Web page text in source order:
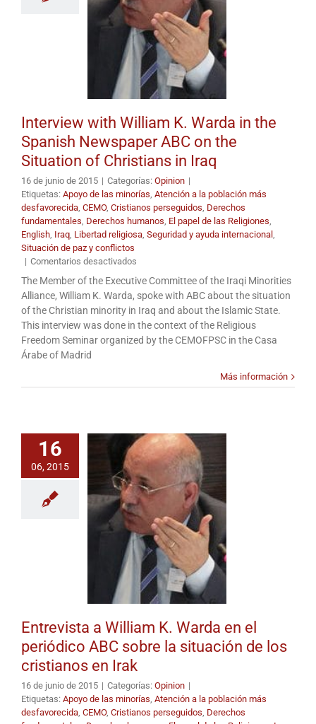
Interview with William K. Warda in the
Spanish Newspaper ABC on the
Situation of Christians in Iraq
16 de junio de 2015 | Categorías: Opinion |
Etiquetas: Apoyo de las minorías, Atención a la población más
desfavorecida, CEMO, Cristianos perseguidos, Derechos
fundamentales, Derechos humanos, El papel de las Religiones,
English, Iraq, Libertad religiosa, Seguridad y ayuda internacional ,
Situación de paz y conflictos
| Comentarios desactivados
with
William
K.
Warda
in
Situation
Christians
in
Iraq
The Member of the Executive Committee of the Iraqi Minorities
Alliance, William K. Warda, spoke with ABC about the situation
of the Christian minority in Iraq and about the Islamic State.
This interview was done in the context of the Religious
Freedom Seminar organized by the CEMOFPSC in the Casa
Árabe of Madrid
Más información
16
06, 2015
Entrevista a William K. Warda en el
periódico ABC sobre la situación de los
cristianos en Irak
16 de junio de 2015 | Categorías: Opinion |
Etiquetas: Apoyo de las minorías, Atención a la población más
desfavorecida, CEMO, Cristianos perseguidos, Derechos